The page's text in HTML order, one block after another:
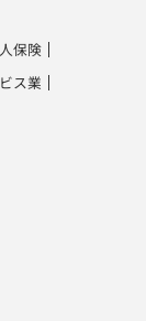
保険
ス業